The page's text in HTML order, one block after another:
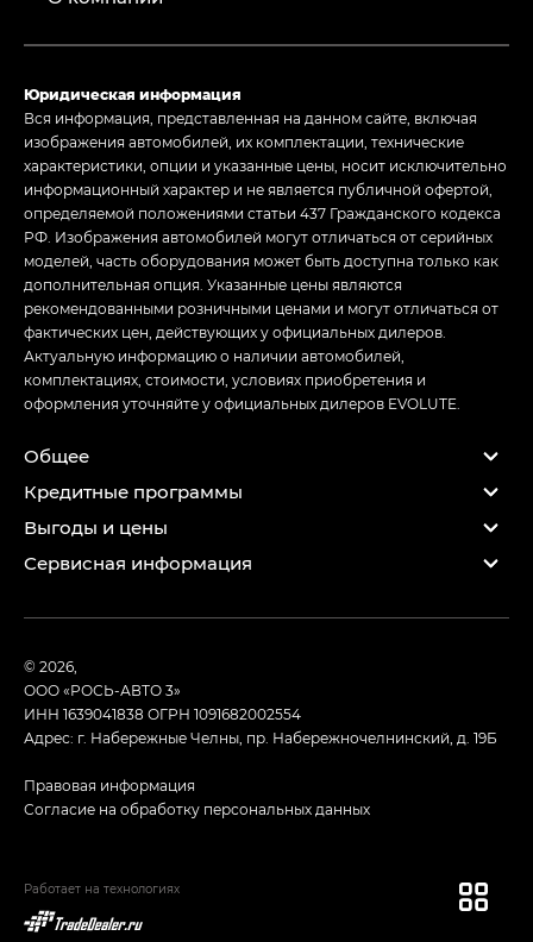
Юридическая информация
Вся информация, представленная на данном сайте, включая
изображения автомобилей, их комплектации, технические
характеристики, опции и указанные цены, носит исключительно
информационный характер и не является публичной офертой,
определяемой положениями статьи 437 Гражданского кодекса
РФ. Изображения автомобилей могут отличаться от серийных
моделей, часть оборудования может быть доступна только как
дополнительная опция. Указанные цены являются
рекомендованными розничными ценами и могут отличаться от
фактических цен, действующих у официальных дилеров.
Актуальную информацию о наличии автомобилей,
комплектациях, стоимости, условиях приобретения и
оформления уточняйте у официальных дилеров EVOLUTE.
Общее
Кредитные программы
Выгоды и цены
Сервисная информация
© 2026,
ООО «РОСЬ-АВТО 3»
ИНН 1639041838 ОГРН 1091682002554
Адрес: г. Набережные Челны, пр. Набережночелнинский, д. 19Б
Правовая информация
Согласие на обработку персональных данных
Работает на технологиях